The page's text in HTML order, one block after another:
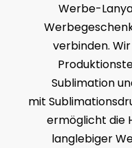
Werbe-
verbinden.
Sublimation
mit
ermöglicht die
langlebiger